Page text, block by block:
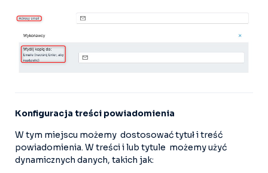
Konfiguracja treści powiadomienia
W tym miejscu możemy dostosować tytuł i treść
powiadomienia. W treści i lub tytule możemy użyć
dynamicznych danych, takich jak: